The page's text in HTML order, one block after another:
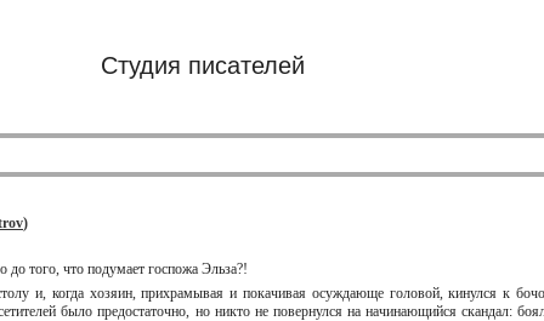
Студия писателей
)
до того, что подумает госпожа Эльза?!
и, когда хозяин, прихрамывая и покачивая осуждающе головой, кинулся к
было предостаточно, но никто не повернулся на начинающийся скандал: